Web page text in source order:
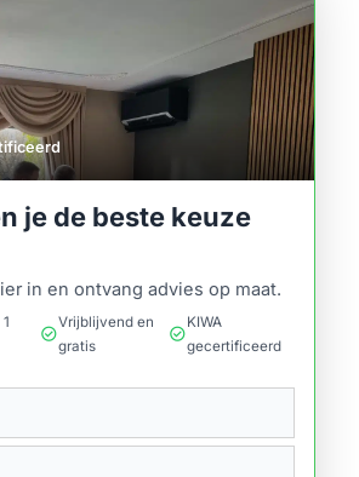
je de beste keuze
in en ontvang advies op maat.
check_circle
Vrijblijvend en
gratis
check_circle
KIWA
gecertificeerd